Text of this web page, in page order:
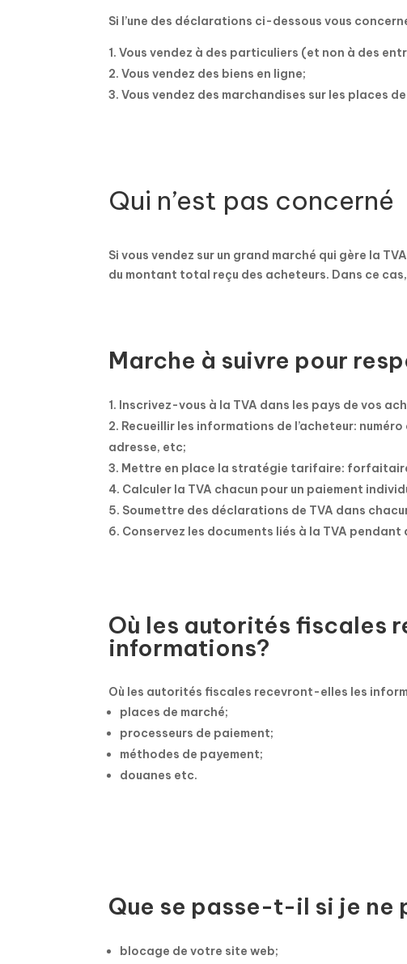
Si l’une des déclarations ci-dessous vous
Vous vendez à des particuliers (et non à des
Vous vendez des biens en ligne;
Vous vendez des marchandises sur les places
Qui n’est pas concerné
Si vous vendez sur un grand marché qui gère la
du montant total reçu des acheteurs. Dans ce cas,
Marche à suivre pour
Inscrivez-vous à la TVA dans les pays de vos
Recueillir les informations de l’acheteur:
adresse, etc;
Mettre en place la stratégie tarifaire:
Calculer la TVA chacun pour un paiement
Soumettre des déclarations de TVA dans
Conservez les documents liés à la TVA pendant
Où les autorités fiscales
informations?
Où les autorités fiscales recevront-elles les
places de marché;
processeurs de paiement;
méthodes de payement;
douanes etc.
Que se passe-t-il si je ne
blocage de votre site web;